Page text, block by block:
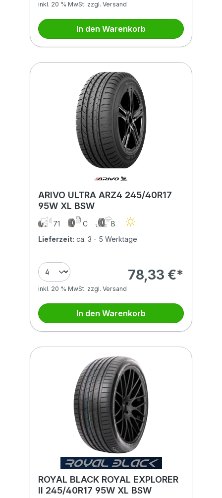
inkl. 20 % MwSt. zzgl. Versand
In den Warenkorb
ARIVO ULTRA ARZ4 245/40R17
95W XL BSW
71 C
B
Lieferzeit: ca. 3 - 5 Werktage
78,33 €*
inkl. 20 % MwSt. zzgl. Versand
In den Warenkorb
ROYAL BLACK ROYAL EXPLORER
II 245/40R17 95W XL BSW